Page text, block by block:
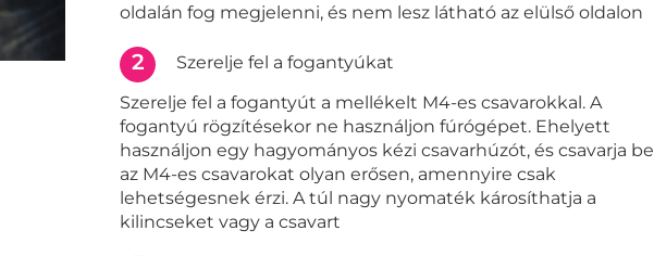
oldalán fog megjelenni, és nem lesz látható az elülső oldalon
2
Szerelje fel a fogantyúkat
Szerelje fel a fogantyút a mellékelt M4-es csavarokkal. A
fogantyú rögzítésekor ne használjon fúrógépet. Ehelyett
használjon egy hagyományos kézi csavarhúzót, és csavarja be
az M4-es csavarokat olyan erősen, amennyire csak
lehetségesnek érzi. A túl nagy nyomaték károsíthatja a
kilincseket vagy a csavart